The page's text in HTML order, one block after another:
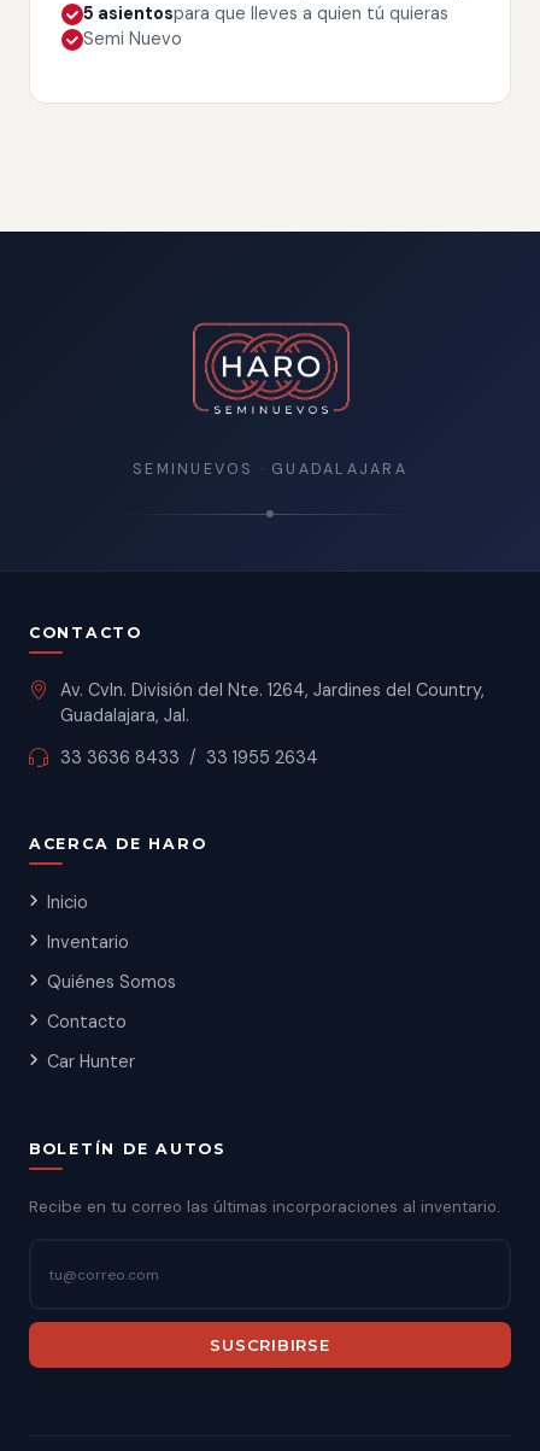
5 asientospara que lleves a quien tú quieras
Semi Nuevo
SEMINUEVOS · GUADALAJARA
CONTACTO
Av. Cvln. División del Nte. 1264, Jardines del Country,
Guadalajara, Jal.
33 3636 8433 / 33 1955 2634
ACERCA DE HARO
Inicio
Inventario
Quiénes Somos
Contacto
Car Hunter
BOLETÍN DE AUTOS
Recibe en tu correo las últimas incorporaciones al inventario.
SUSCRIBIRSE